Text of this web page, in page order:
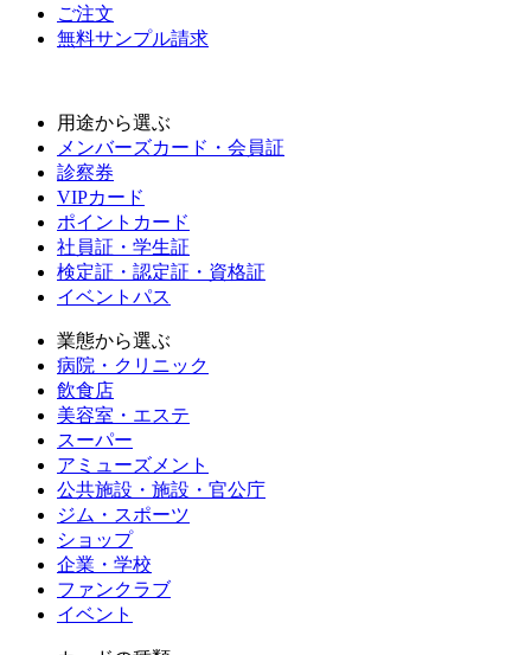
ご注文
無料サンプル請求
用途から選ぶ
メンバーズカード・会員証
診察券
VIPカード
ポイントカード
社員証・学生証
検定証・認定証・資格証
イベントパス
業態から選ぶ
病院・クリニック
飲食店
美容室・エステ
スーパー
アミューズメント
公共施設・施設・官公庁
ジム・スポーツ
ショップ
企業・学校
ファンクラブ
イベント